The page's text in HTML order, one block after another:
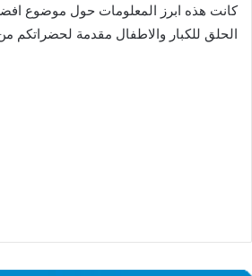
كانت هذه ابرز المعلومات حول موضوع
الحلق للكبار والاطفال مقدمة لحضراتكم